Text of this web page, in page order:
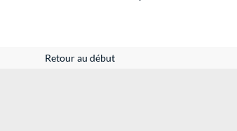
Retour au début